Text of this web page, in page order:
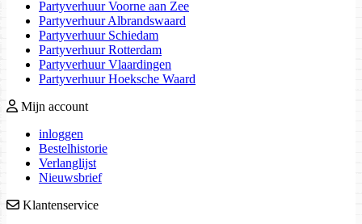
Partyverhuur Voorne aan Zee
Partyverhuur Albrandswaard
Partyverhuur Schiedam
Partyverhuur Rotterdam
Partyverhuur Vlaardingen
Partyverhuur Hoeksche Waard
Mijn account
inloggen
Bestelhistorie
Verlanglijst
Nieuwsbrief
Klantenservice